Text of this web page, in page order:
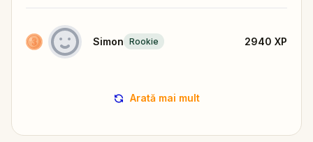
Simon Rookie 2940 XP
Arată mai mult